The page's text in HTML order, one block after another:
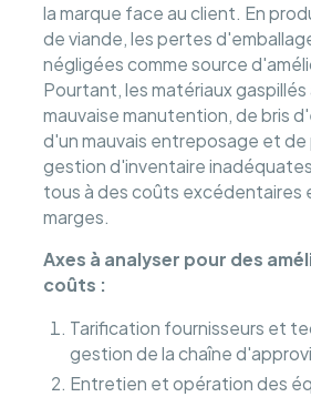
la marque face au client. En
de viande, les pertes
négligées comme source
Pourtant, les matériaux gaspillés
mauvaise manutention, de bris
d'un mauvais entreposage et
gestion d'inventaire
tous à des coûts excédentaires
marges.
Axes à analyser pour des
coûts :
Tarification fournisseurs et
gestion de la chaîne
Entretien et opération des